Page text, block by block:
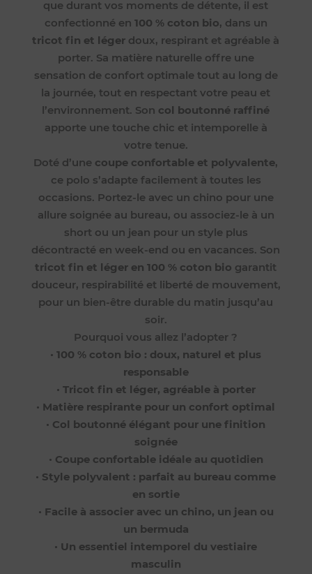
que durant vos moments de détente, il est
confectionné en 100 % coton bio, dans un
tricot fin et léger doux, respirant et agréable à
porter. Sa matière naturelle offre une
sensation de confort optimale tout au long de
la journée, tout en respectant votre peau et
l’environnement. Son col boutonné raffiné
apporte une touche chic et intemporelle à
votre tenue.
Doté d’une coupe confortable et polyvalente,
ce polo s’adapte facilement à toutes les
occasions. Portez-le avec un chino pour une
allure soignée au bureau, ou associez-le à un
short ou un jean pour un style plus
décontracté en week-end ou en vacances. Son
tricot fin et léger en 100 % coton bio garantit
douceur, respirabilité et liberté de mouvement,
pour un bien-être durable du matin jusqu’au
soir.
Pourquoi vous allez l’adopter ?
•100 % coton bio : doux, naturel et plus
responsable
• Tricot fin et léger, agréable à porter
• Matière respirante pour un confort optimal
• Col boutonné élégant pour une finition
soignée
• Coupe confortable idéale au quotidien
• Style polyvalent : parfait au bureau comme
en sortie
• Facile à associer avec un chino, un jean ou
un bermuda
• Un essentiel intemporel du vestiaire
masculin